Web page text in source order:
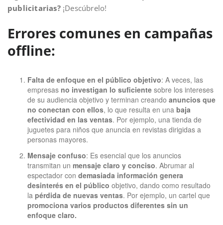
publicitarias? ¡Descúbrelo!
Errores comunes en campañas
offline:
Falta de enfoque en el público objetivo: A veces, las
empresas no investigan lo suficiente sobre los intereses
de su audiencia objetivo y terminan creando anuncios que
no conectan con ellos, lo que resulta en una baja
efectividad en las ventas. Por ejemplo, una tienda de
juguetes para niños que anuncia en revistas dirigidas a
personas mayores.
Mensaje confuso: Es esencial que los anuncios
transmitan un mensaje claro y conciso. Abrumar al
espectador con demasiada información genera
desinterés en el público objetivo, dando como resultado
la pérdida de nuevas ventas. Por ejemplo, un cartel que
promociona varios productos diferentes sin un
enfoque claro.